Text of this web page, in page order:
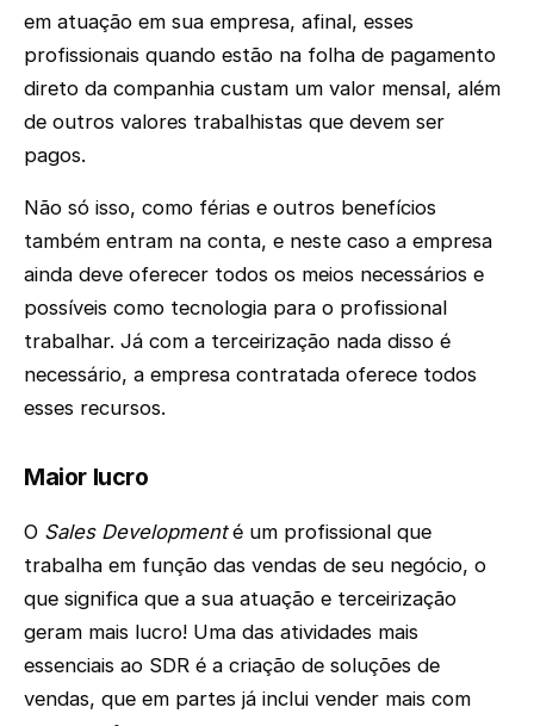
em atuação em sua empresa, afinal, esses
profissionais quando estão na folha de pagamento
direto da companhia custam um valor mensal, além
de outros valores trabalhistas que devem ser
pagos.
Não só isso, como férias e outros benefícios
também entram na conta, e neste caso a empresa
ainda deve oferecer todos os meios necessários e
possíveis como tecnologia para o profissional
trabalhar. Já com a terceirização nada disso é
necessário, a empresa contratada oferece todos
esses recursos.
Maior lucro
O Sales Developmenté um profissional que
trabalha em função das vendas de seu negócio, o
que significa que a sua atuação e terceirização
geram mais lucro! Uma das atividades mais
essenciais ao SDR é a criação de soluções de
vendas, que em partes já inclui vender mais com